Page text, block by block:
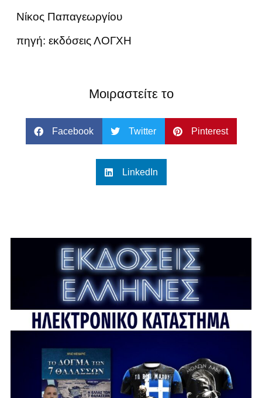
Νίκος Παπαγεωργίου
πηγή: εκδόσεις ΛΟΓΧΗ
Μοιραστείτε το
Facebook Twitter Pinterest
LinkedIn